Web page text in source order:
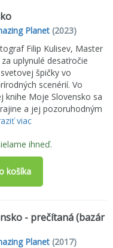
Planet (2023)
Filip Kulisev, Master
za uplynulé desaťročie
špičky vo
scenérií. Vo
knihe Moje Slovensko sa
a jej pozoruhodným
viac
ihneď.
košíka
- prečítaná (bazár
Planet (2017)